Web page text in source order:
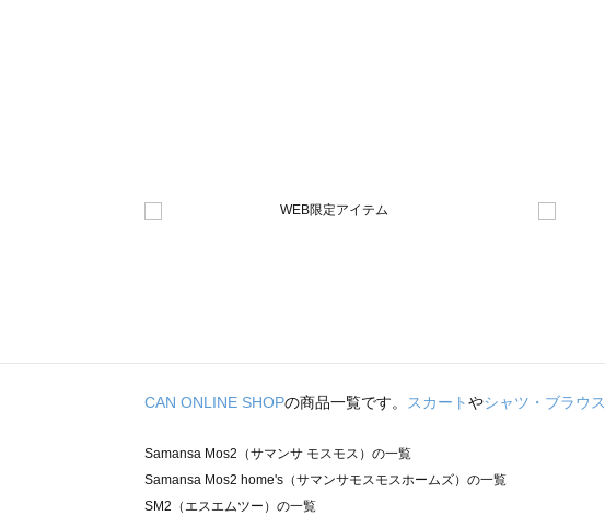
CAN ONLINE SHOPの商品一覧です。 スカートやシャツ・ブラウス
Samansa Mos2（サマンサ モスモス）の一覧
Samansa Mos2 home's（サマンサモスモスホームズ）の一覧
SM2（エスエムツー）の一覧